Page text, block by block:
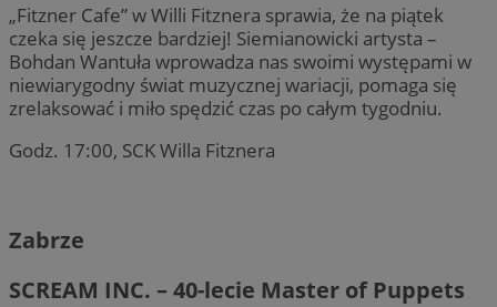
„Fitzner Cafe” w Willi Fitznera sprawia, że na piątek
czeka się jeszcze bardziej! Siemianowicki artysta –
Bohdan Wantuła wprowadza nas swoimi występami w
niewiarygodny świat muzycznej wariacji, pomaga się
zrelaksować i miło spędzić czas po całym tygodniu.
Godz. 17:00, SCK Willa Fitznera
Zabrze
SCREAM INC. – 40-lecie Master of Puppets